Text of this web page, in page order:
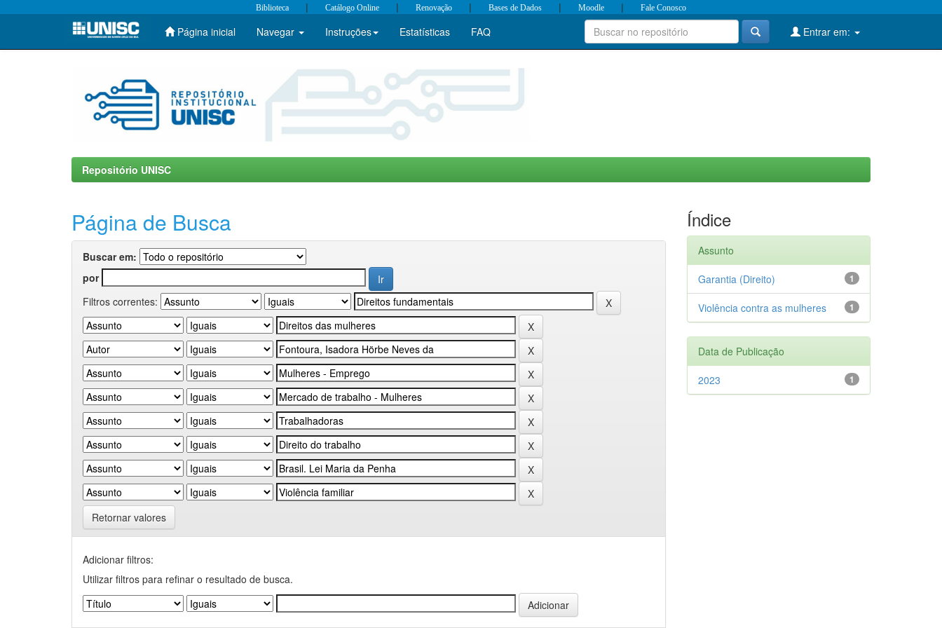
Skip
Biblioteca | Catálogo Online | Renovação | Bases de Dados | Moodle | Fale Conosco
Página inicial Navegar Instruções Estatísticas FAQ Entrar em:
Repositório UNISC
Página de Busca
Buscar em:
por
Filtros correntes:
Retornar valores
Adicionar filtros:
Utilizar filtros para refinar o resultado de busca.
Índice
Assunto
1
Garantia (Direito)
1
Violência contra as mulheres
Data de Publicação
1
2023